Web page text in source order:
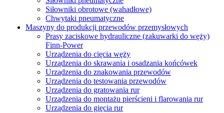
Siłowniki obrotowe (wahadłowe)
Chwytaki pneumatyczne
Maszyny do produkcji przewodów przemysłowych
Prasy zaciskowe hydrauliczne (zakuwarki do węży)
Finn-Power
Urządzenia do cięcia węży
Urządzenia do skrawania i osadzania końcówek
Urządzenia do znakowania przewodów
Urządzenia do testowania przewodów
Urządzenia do gratowania rur
Urządzenia do montażu pierścieni i flarowania rur
Urządzenia do gięcia rur